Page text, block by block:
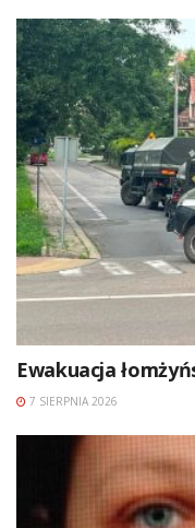
Ewakuacja
7 SIERPNIA 2026